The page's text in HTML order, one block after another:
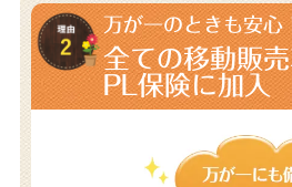
万が一のときも安心
全ての移動販
PL保険に加入